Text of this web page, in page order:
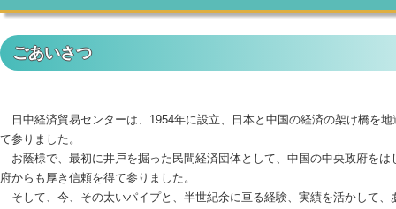
へ
移
ごあいさつ
日中経済貿易センターは、1954年に設立、日本と中国の経済の架け橋を地
て参りました。
お蔭様で、最初に井戸を掘った民間経済団体として、中国の中央政府をは
府からも厚き信頼を得て参りました。
そして、今、その太いパイプと、半世紀余に亘る経験、実績を活かして、